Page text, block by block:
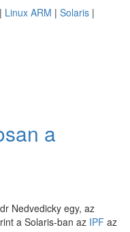
| Linux ARM | Solaris |
a
Nedvedicky egy, az
a Solaris-ban az IPF az